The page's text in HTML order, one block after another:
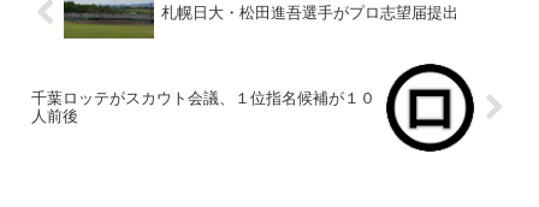
札幌日大・松田進吾選手がプロ志望届提出
千葉ロッテがスカウト会議、１位指名候補が１０
人前後